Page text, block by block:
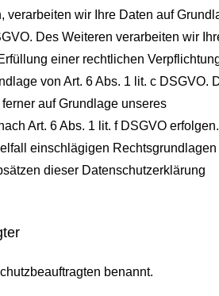
verarbeiten wir Ihre Daten auf
Des Weiteren verarbeiten wir
einer rechtlichen
von Art. 6 Abs. 1 lit. c DSGVO.
auf Grundlage unseres
Art. 6 Abs. 1 lit. f DSGVO erfolgen.
einschlägigen Rechtsgrundlagen
dieser Datenschutzerklärung
benannt.